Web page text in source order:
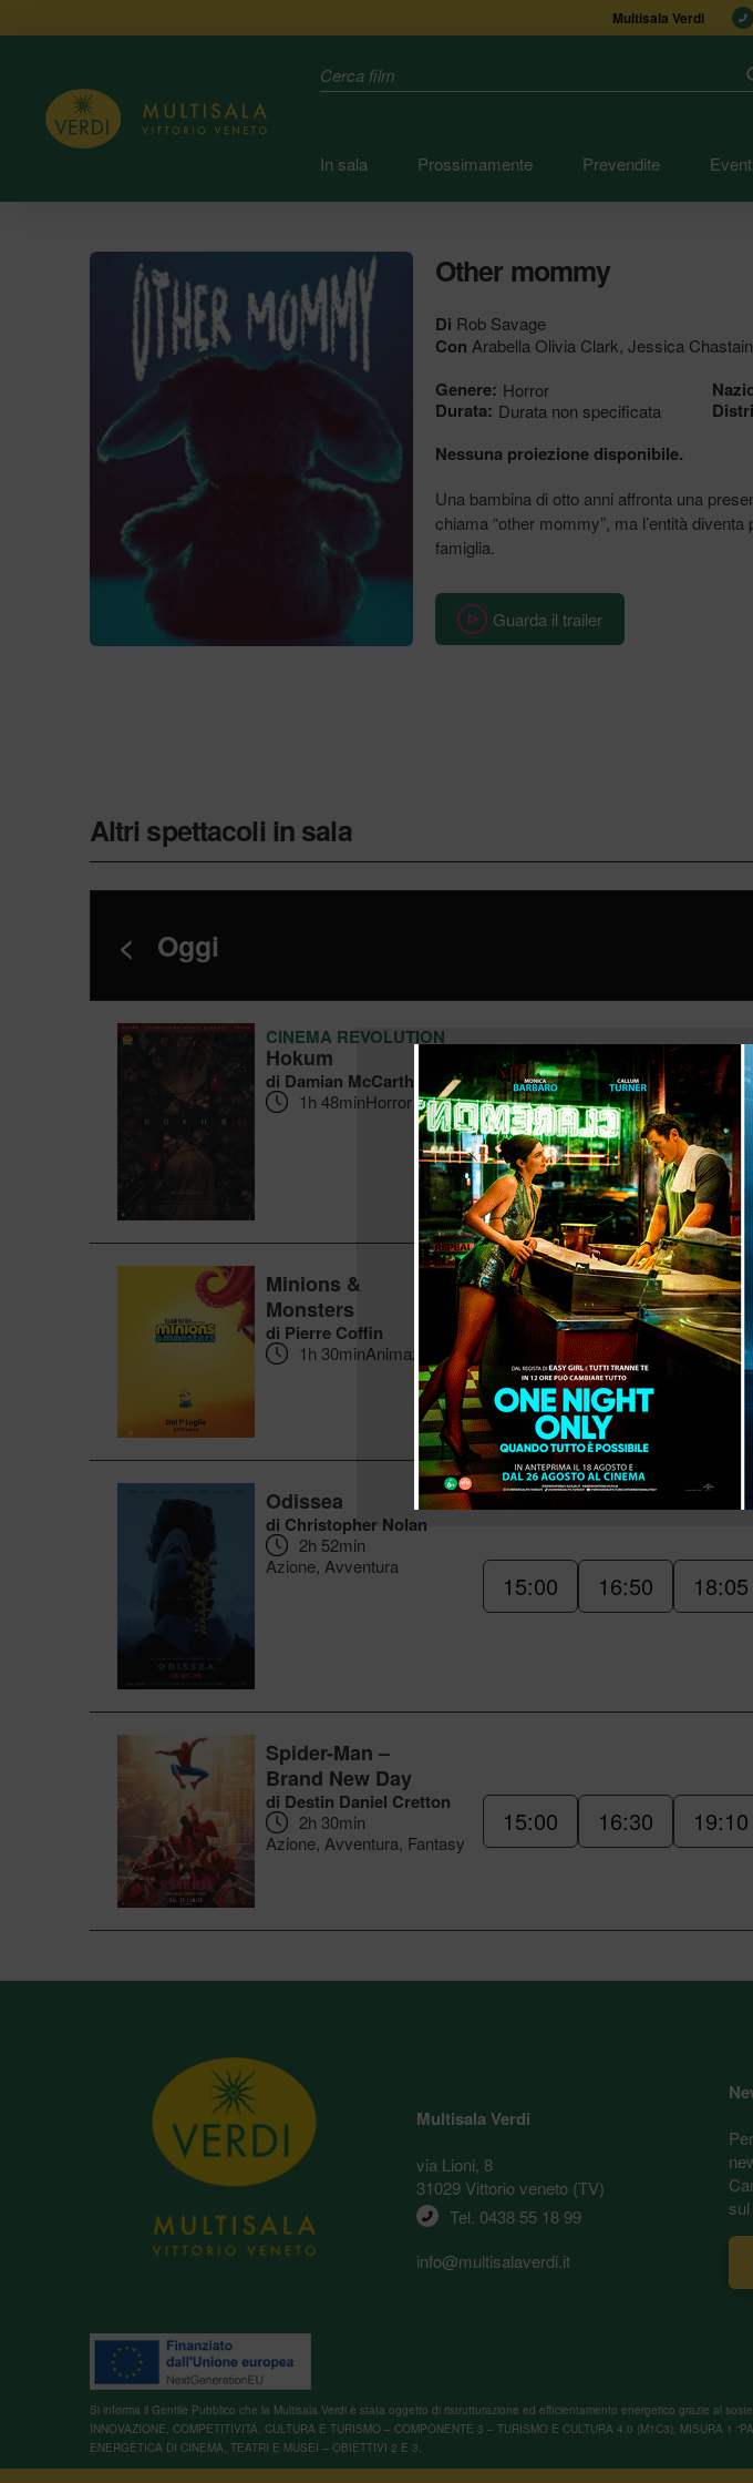
Multisala Verdi
Search
In sala Prossimamente Prevendite
Other mommy
Di Rob Savage
Con Arabella Olivia Clark, Jessica
Genere: Horror
Durata: Durata non specificata
Nessuna proiezione disponibile.
Una bambina di otto anni affronta una
chiama “other mommy”, ma l’entità
famiglia.
Guarda il trailer
Altri spettacoli in sala
< Oggi
CINEMA REVOLUTION
Hokum
di Damian McCarthy
1h 48minHorror
14:50 18:30
Minions &
Monsters
di Pierre Coffin
1h 30minAnimazione 14:50
Odissea
di Christopher Nolan
2h 52min
Azione, Avventura
15:00 16:50 18:05
Spider-Man –
Brand New Day
di Destin Daniel Cretton
2h 30min
Azione, Avventura, Fantasy
15:00 16:30 19:10
Multisala Verdi
via Lioni, 8
31029 Vittorio veneto (TV)
Tel. 0438 55 18 99
info@multisalaverdi.it
Si informa il Gentile Pubblico che la Multisala Verdi è stata oggetto di ristrutturazione ed efficientamento energetico grazie al
INNOVAZIONE, COMPETITIVITÁ, CULTURA E TURISMO – COMPONENTE 3 – TURISMO E CULTURA 4.0 (M1C3), MISURA 1
ENERGETICA DI CINEMA, TEATRI E MUSEI – OBIETTIVI 2 E 3.